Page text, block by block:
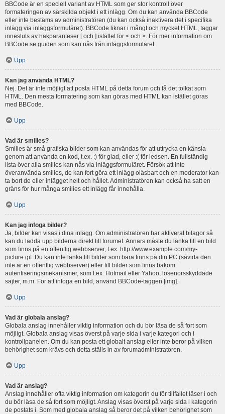
BBCode är en speciell variant av HTML som ger stor kontroll över
formateringen av särskilda objekt i ett inlägg. Om du kan använda BBCode
eller inte bestäms av administratören (du kan också inaktivera det i specifika
inlägg via inläggsformuläret). BBCode liknar i mångt och mycket HTML, taggar
innesluts av hakparanteser [ och ] istället för < och >. För mer information om
BBCode se guiden som kan nås från inläggsformuläret.
Upp
Kan jag använda HTML?
Nej. Det är inte möjligt att posta HTML på detta forum och få det tolkat som
HTML. Den mesta formatering som kan göras med HTML kan istället göras
med BBCode.
Upp
Vad är smilies?
Smilies är små grafiska bilder som kan användas för att uttrycka en känsla
genom att använda en kod, t.ex. :) för glad, eller :( för ledsen. En fullständig
lista över alla smilies kan nås via inläggsformuläret. Försök att inte
överanvända smilies, de kan fort göra ett inlägg oläsbart och en moderator kan
ta bort de eller inlägget helt och hållet. Administratören kan också ha satt en
gräns för hur många smilies ett inlägg får innehålla.
Upp
Kan jag infoga bilder?
Ja, bilder kan visas i dina inlägg. Om administratören har aktiverat bilagor så
kan du ladda upp bilderna direkt till forumet. Annars måste du länka till en bild
som finns på en offentlig webbserver, t.ex. http://www.example.com/my-
picture.gif. Du kan inte länka till bilder som bara finns på din PC (såvida den
inte är en offentlig webbserver) eller till bilder som finns bakom
autentiseringsmekanismer, som t.ex. Hotmail eller Yahoo, lösenorsskyddade
sajter, m.m. För att infoga en bild, använd BBCode-taggen [img].
Upp
Vad är globala anslag?
Globala anslag innehåller viktig information och du bör läsa de så fort som
möjligt. Globala anslag visas överst på varje sida i varje kategori och i
kontrollpanelen. Om du kan posta ett globalt anslag eller inte beror på vilken
behörighet som krävs och detta ställs in av forumadministratören.
Upp
Vad är anslag?
Anslag innehåller ofta viktig information om kategorin du för tillfället läser i och
du bör läsa de så fort som möjligt. Anslag visas överst på varje sida i kategorin
de postats i. Som med globala anslag så beror det på vilken behörighet som